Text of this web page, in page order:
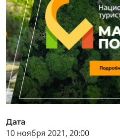
Дата
10 ноября 2021, 20:00